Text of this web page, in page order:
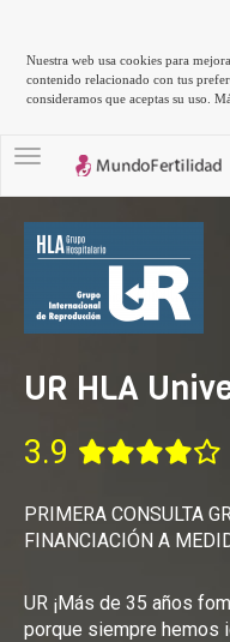
Nuestra web usa cookies para
contenido relacionado con tus
consideramos que aceptas su uso.
Toggle navigation
UR HLA
3.9
PRIMERA CONSULTA
FINANCIACIÓN A
UR ¡Más de 35 años
porque siempre hemos